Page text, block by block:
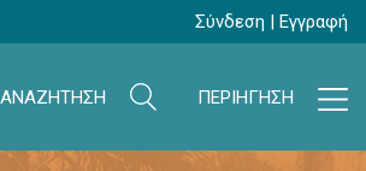
Σύνδεση | Εγγραφή
ΑΝΑΖΗΤΗΣΗ ΠΕΡΙΗΓΗΣΗ